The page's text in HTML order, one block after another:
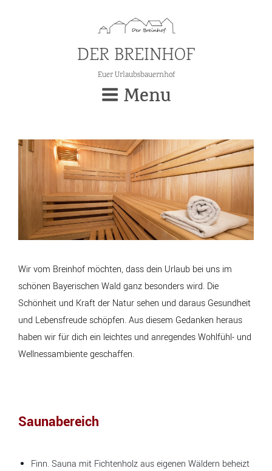
DER BREINHOF
Euer Urlaubsbauernhof
Menu
Wir vom Breinhof möchten, dass dein Urlaub bei uns im
schönen Bayerischen Wald ganz besonders wird. Die
Schönheit und Kraft der Natur sehen und daraus Gesundheit
und Lebensfreude schöpfen. Aus diesem Gedanken heraus
haben wir für dich ein leichtes und anregendes Wohlfühl- und
Wellnessambiente geschaffen.
Saunabereich
Finn. Sauna mit Fichtenholz aus eigenen Wäldern beheizt